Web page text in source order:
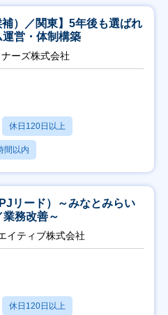
補）／関東】5年後も選ばれ
営・体制構築
ーズ株式会社
休日120日以上
間以内
リード）～みなとみらい
務改善～
イティブ株式会社
休日120日以上